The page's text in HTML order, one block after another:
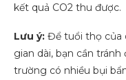
kết quả CO2 thu được.
Lưu ý: Để tuổi thọ của
gian dài, bạn cần
trường có nhiều bụi